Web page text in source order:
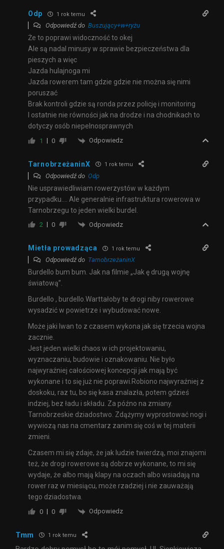
Odp 1 rok temu
Odpowiedź do Buszujący+w+ryżu
Że to poprawi widoczność to okej
Ale są nadal minusy w sprawie bezpieczeństwa dla
pieszych a więc
Jazda hulajnoga mi
Jazda rowerem tam gdzie gdzie nie można się nimi
poruszać
Brak kontroli gdzie są ronda przez policję i monitoring
I ostatnie nie równości jak na drodze i na chodnikach to
dotyczy osób niepelnosprawnych
1 0 Odpowiedz
TarnobrzeżaninX 1 rok temu
Odpowiedź do Odp
Nie usprawiedliwiam rowerzystów w każdym
przypadku…. Ale generalnie infrastruktura rowerowa w
Tarnobrzegu to jeden wielki burdel.
2 0 Odpowiedz
Mietła prowadząca 1 rok temu
Odpowiedź do TarnobrzeżaninX
Burdello bum bum. Jak na filmie „Jak ę drugą wojnę
światową”.
Burdello , burdello.Warttałoby te drogi niby rowerowe
wysadzić w powietrze i wybudować nowe.
Może jaki Iwan to z czasem wykona jak się trzecia wojna
zacznie.
Jest jeden wielki chaos w ich projektowaniu,
wyznaczaniu, budowie i oznakowaniu. Nie było
najwyraźniej całościowej koncepcji jak mają być
wykonane i to się już nie poprawi.Robiono najwyraźniej z
doskoku, raz tu, bo się kasa znalazła, potem gdzieś
indziej, bez ładu i składu. Za późno na zmiany.
Tarnobrzeskie dziadostwo. Zdążymy wyprostować nogi i
wywiozą nas na cmentarz zanim się coś w tej materii
zmieni.
Czasem mi się zdaje, że jak ludzie twierdzą, moi znajomi
też, że drogi rowerowe są dobrze wykonane, to mi się
wydaje, że albo mają klapy na oczach albo wsiadają na
rower raz w miesiącu, może rzadziej i nie zauważają
tego dziadostwa.
0 0 Odpowiedz
Tmm 1 rok temu